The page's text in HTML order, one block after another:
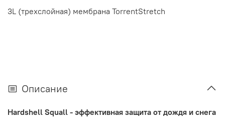
3L (трехслойная) мембрана TorrentStretch
Описание
Hardshell Squall - эффективная защита от дождя и снега